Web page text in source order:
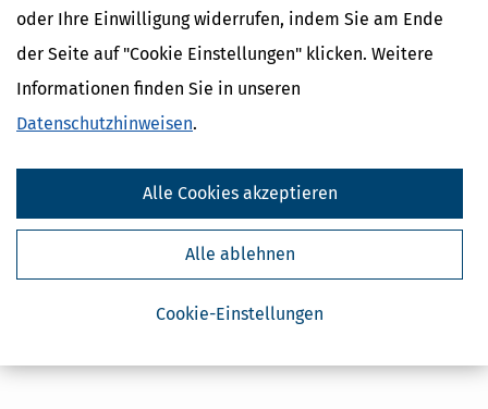
oder Ihre Einwilligung widerrufen, indem Sie am Ende
der Seite auf "Cookie Einstellungen" klicken. Weitere
Informationen finden Sie in unseren
Datenschutzhinweisen.
Cookie-Einstellungen
Alle ablehnen
Alle Cookies akzeptieren